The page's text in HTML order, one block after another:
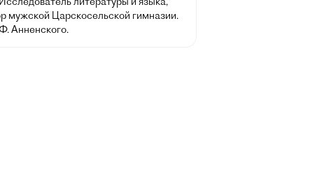
мужской Царскосельской гимназии.
Анненского.